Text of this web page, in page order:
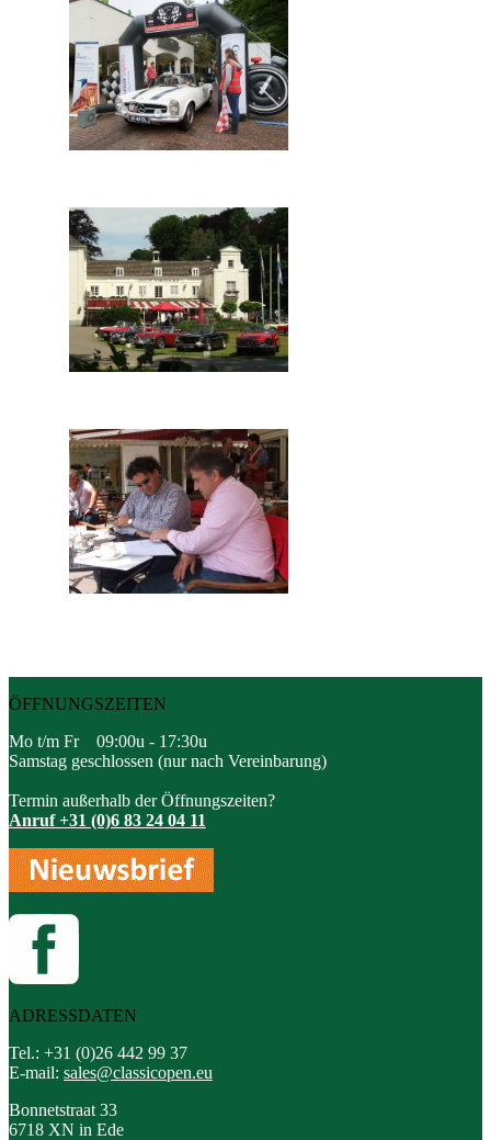
ÖFFNUNGSZEITEN
Mo t/m Fr 09:00u - 17:30u
Samstag geschlossen (nur nach Vereinbarung)
Termin außerhalb der Öffnungszeiten?
Anruf +31 (0)6 83 24 04 11
ADRESSDATEN
Tel.: +31 (0)26 442 99 37
E-mail: sales@classicopen.eu
Bonnetstraat 33
6718 XN in Ede